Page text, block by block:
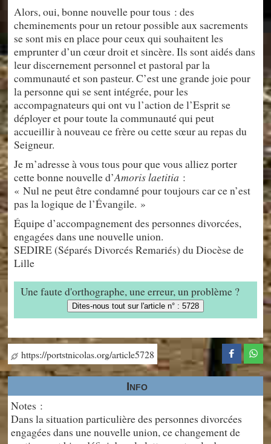
Alors, oui, bonne nouvelle pour tous : des
cheminements pour un retour possible aux sacrements
se sont mis en place pour ceux qui souhaitent les
emprunter d’un cœur droit et sincère. Ils sont aidés dans
leur discernement personnel et pastoral par la
communauté et son pasteur. C’est une grande joie pour
la personne qui se sent intégrée, pour les
accompagnateurs qui ont vu l’action de l’Esprit se
déployer et pour toute la communauté qui peut
accueillir à nouveau ce frère ou cette sœur au repas du
Seigneur.
Je m’adresse à vous tous pour que vous alliez porter
cette bonne nouvelle d’Amoris laetitia :
« Nul ne peut être condamné pour toujours car ce n’est
pas la logique de l’Évangile. »
Équipe d’accompagnement des personnes divorcées,
engagées dans une nouvelle union.
SEDIRE (Séparés Divorcés Remariés) du Diocèse de
Lille
Une faute d'orthographe, une erreur, un problème ?
Dites-nous tout sur l'article n° : 5728
https://portstnicolas.org/article5728
Info
Notes :
Dans la situation particulière des personnes divorcées
engagées dans une nouvelle union, ce changement de